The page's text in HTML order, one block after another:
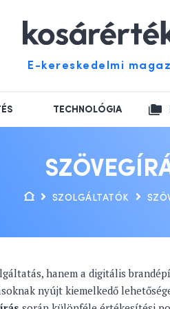
E-kereskedelmi
TECHNOLÓGIA
SZOLGÁLTATÓK
hanem a digitális
nyújt kiemelkedő